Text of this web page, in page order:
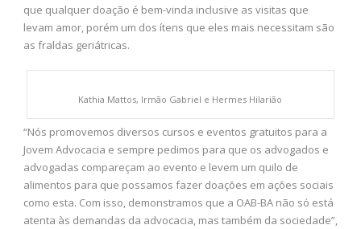
que qualquer doação é bem-vinda inclusive as visitas que
levam amor, porém um dos ítens que eles mais necessitam são
as fraldas geriátricas.
Kathia Mattos, Irmão Gabriel e Hermes Hilarião
“Nós promovemos diversos cursos e eventos gratuitos para a
Jovem Advocacia e sempre pedimos para que os advogados e
advogadas compareçam ao evento e levem um quilo de
alimentos para que possamos fazer doações em ações sociais
como esta. Com isso, demonstramos que a OAB-BA não só está
atenta às demandas da advocacia, mas também da sociedade”,